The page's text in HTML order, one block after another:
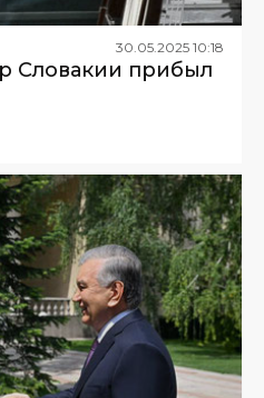
30.05.2025 10:18
Словакии прибыл